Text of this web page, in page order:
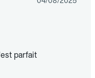
parfait